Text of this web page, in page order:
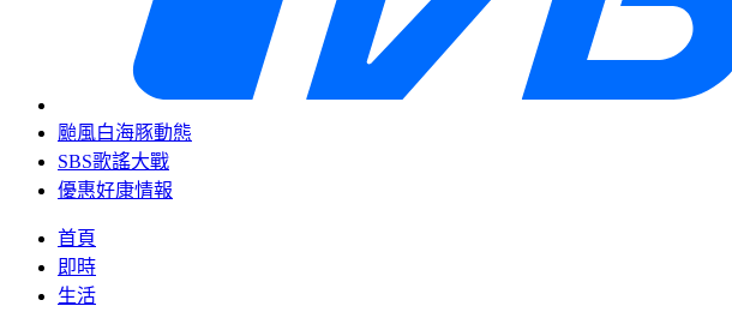
颱風白海豚動態
SBS歌謠大戰
優惠好康情報
首頁
即時
生活